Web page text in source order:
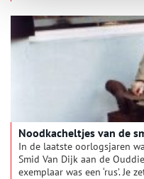
Noodkacheltjes van de
In de laatste oorlogsjaren
Smid Van Dijk aan de
exemplaar was een ‘rus’. Je